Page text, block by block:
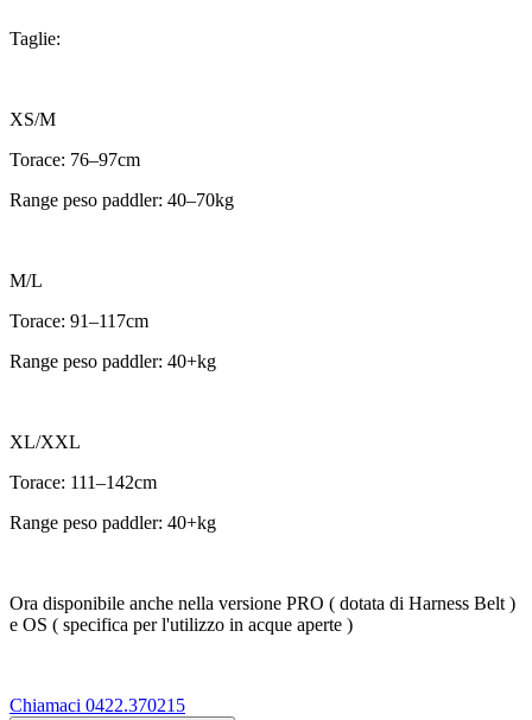
Taglie:
XS/M
Torace: 76–97cm
Range peso paddler: 40–70kg
M/L
Torace: 91–117cm
Range peso paddler: 40+kg
XL/XXL
Torace: 111–142cm
Range peso paddler: 40+kg
Ora disponibile anche nella versione PRO ( dotata di Harness Belt )
e OS ( specifica per l'utilizzo in acque aperte )
Chiamaci 0422.370215